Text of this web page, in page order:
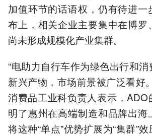
加值环节的话语权，仍有待进一
布上，相关企业主要集中在博罗
尚未形成规模化产业集群。
“电助力自行车作为绿色出行和
新兴产物，市场前景被广泛看好
消费品工业科负责人表示，ADO
明了惠州在高端制造和品牌出海
将这种“单点”优势扩展为“集群”